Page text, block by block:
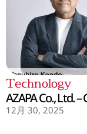
Technology
AZAPA Co., Ltd.
12月 30, 2025